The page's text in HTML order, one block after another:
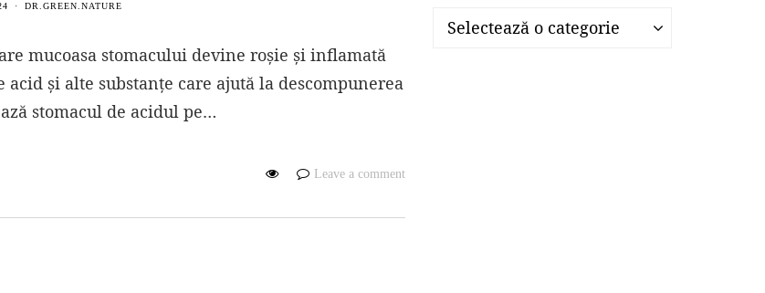
DR.GREEN.NATURE
mucoasa stomacului devine roșie și inflamată
și alte substanțe care ajută la descompunerea
stomacul de acidul pe…
Leave a comment
Categorii
Selectează o categorie
Categorii